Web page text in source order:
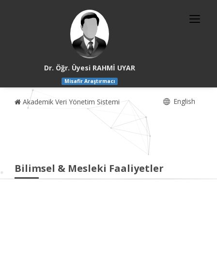
Dr. Öğr. Üyesi RAHMİ UYAR
Misafir Araştırmacı
Akademik Veri Yönetim Sistemi English
Bilimsel & Mesleki Faaliyetler